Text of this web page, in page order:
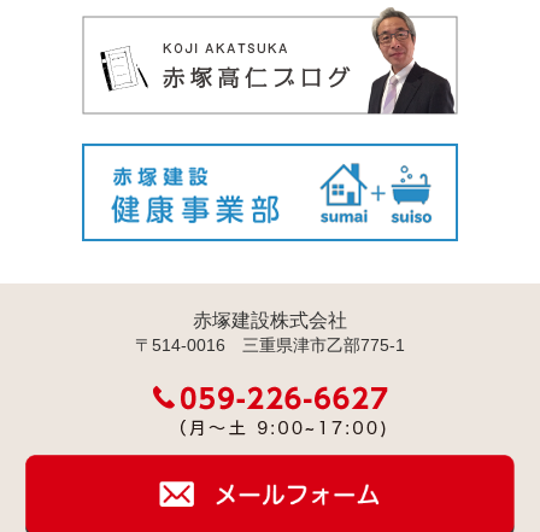
赤塚建設株式会社
〒514-0016 三重県津市乙部775-1